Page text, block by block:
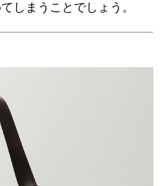
しまうことでしょう。